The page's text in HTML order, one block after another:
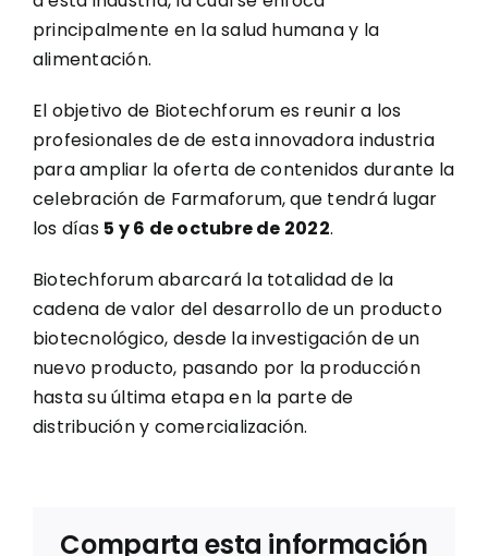
principalmente en la salud humana y la
alimentación.
El objetivo de Biotechforum es reunir a los
profesionales de de esta innovadora industria
para ampliar la oferta de contenidos durante la
celebración de Farmaforum, que tendrá lugar
los días 5 y 6 de octubre de 2022.
Biotechforum abarcará la totalidad de la
cadena de valor del desarrollo de un producto
biotecnológico, desde la investigación de un
nuevo producto, pasando por la producción
hasta su última etapa en la parte de
distribución y comercialización.
Comparta esta información